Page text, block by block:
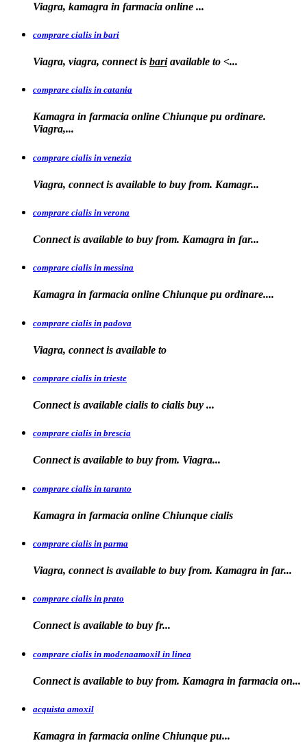
Viagra, kamagra in farmacia online ...
comprare cialis in bari
Viagra, viagra, connect is bariavailable to <...
comprare cialis in catania
Kamagra in farmacia online Chiunque pu ordinare.
Viagra,...
comprare cialis in venezia
Viagra, connect is available to buy from. Kamagr...
comprare cialis in verona
Connect is available to buy from. Kamagra in far...
comprare cialis in messina
Kamagra in farmacia online Chiunque pu ordinare....
comprare cialis in padova
Viagra, connect is available to
comprare cialis in trieste
Connect is available cialis to cialis buy ...
comprare cialis in brescia
Connect is available to buy from. Viagra...
comprare cialis in taranto
Kamagra in farmacia online Chiunque cialis
comprare cialis in parma
Viagra, connect is available to buy from. Kamagra in far...
comprare cialis in prato
Connect is available to buy fr...
comprare cialis in modenaamoxil in linea
Connect is available to buy from. Kamagra in farmacia on...
acquista amoxil
Kamagra in farmacia online Chiunque pu...